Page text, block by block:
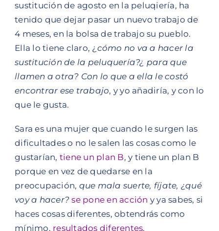
sustitución de agosto en la peluqiería, ha
tenido que dejar pasar un nuevo trabajo de
4 meses, en la bolsa de trabajo su pueblo.
Ella lo tiene claro, ¿ cómo no va a hacer la
sustitución de la peluquería?¿ para que
llamen a otra? Con lo que a ella le costó
encontrar ese trabajo, y yo añadiría, y con lo
que le gusta.
Sara es una mujer que cuando le surgen las
dificultades o no le salen las cosas como le
gustarían, tiene un plan B, y tiene un plan B
porque en vez de quedarse en la
preocupación, que mala suerte, fíjate, ¿qué
voy a hacer? se pone en acción y ya sabes, si
haces cosas diferentes, obtendrás como
mínimo, resultados diferentes.